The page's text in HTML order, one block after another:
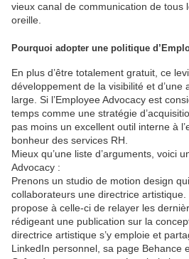
vieux canal de communication de tous
oreille.
Pourquoi adopter une politique
En plus d’être totalement gratuit, ce
développement de la visibilité et d’une
large. Si l’Employee Advocacy est
temps comme une stratégie
pas moins un excellent outil interne à
bonheur des services RH.
Mieux qu’une liste d’arguments, voici
Advocacy :
Prenons un studio de motion design
collaborateurs une directrice
propose à celle-ci de relayer les
rédigeant une publication sur la
directrice artistique s’y emploie et
LinkedIn personnel, sa page Behance